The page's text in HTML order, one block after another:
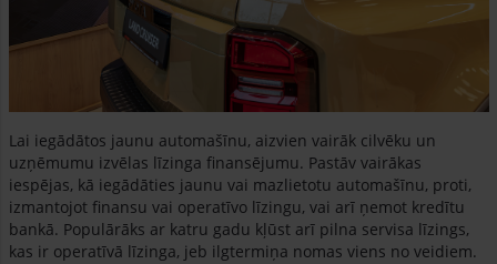
Lai iegādātos jaunu automašīnu, aizvien vairāk cilvēku un
uzņēmumu izvēlas līzinga finansējumu. Pastāv vairākas
iespējas, kā iegādāties jaunu vai mazlietotu automašīnu, proti,
izmantojot finansu vai operatīvo līzingu, vai arī ņemot kredītu
bankā. Populārāks ar katru gadu kļūst arī pilna servisa līzings,
kas ir operatīvā līzinga, jeb ilgtermiņa nomas viens no veidiem.